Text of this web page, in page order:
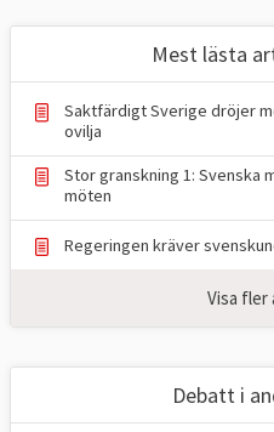
– Det europeiska
värdegemenskap är
för Sveriges säkerhet,
klimatarbete och
statsminister Ulf
Sveriges viktigaste
Mest lästa
Saktfärdigt Sverige dröjer
ovilja
Stor granskning 1: Svenska
möten
Regeringen kräver
Visa fler
Debatt i